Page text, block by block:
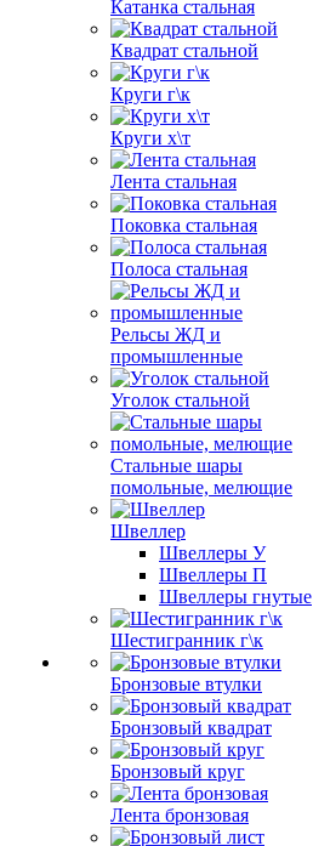
Катанка стальная
Квадрат стальной
Круги г\к
Круги х\т
Лента стальная
Поковка стальная
Полоса стальная
Рельсы ЖД и
промышленные
Уголок стальной
Стальные шары
помольные, мелющие
Швеллер
Швеллеры У
Швеллеры П
Швеллеры гнутые
Шестигранник г\к
Бронзовые втулки
Бронзовый квадрат
Бронзовый круг
Лента бронзовая